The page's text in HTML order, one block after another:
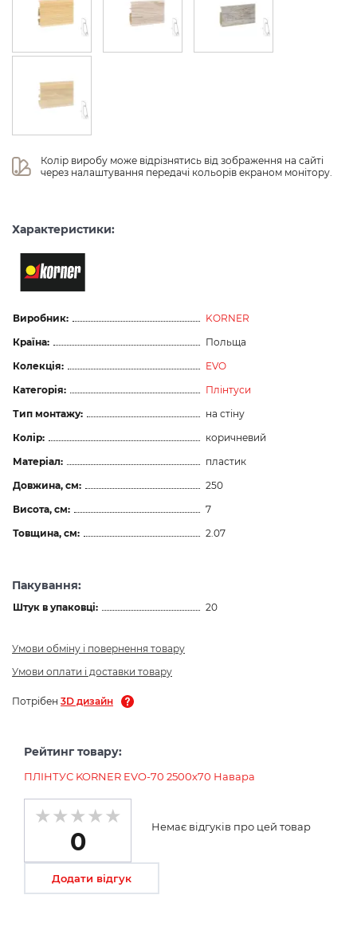
Колір виробу може відрізнятись від зображення на сайті
через налаштування передачі кольорів екраном монітору.
Характеристики:
Виробник:
KORNER
Країна:
Польща
Колекція:
EVO
Категорія:
Плінтуси
Тип монтажу:
на стіну
Колір:
коричневий
Матеріал:
пластик
Довжина, см:
250
Висота, см:
7
Товщина, см:
2.07
Пакування:
Штук в упаковці: 20
Умови обміну і повернення товару
Умови оплати і доставки товару
Потрібен 3D дизайн
Рейтинг товару:
ПЛІНТУС KORNER EVO-70 2500х70 Навара
0
Немає відгуків про цей товар
Додати відгук